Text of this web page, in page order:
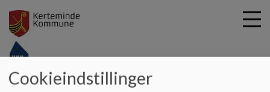
Cookieindstillinger